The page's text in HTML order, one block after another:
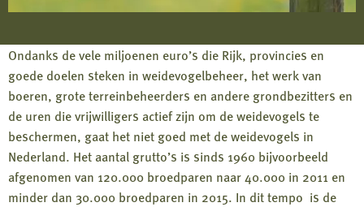
Ondanks de vele miljoenen euro’s die Rijk, provincies en
goede doelen steken in weidevogelbeheer, het werk van
boeren, grote terreinbeheerders en andere grondbezitters en
de uren die vrijwilligers actief zijn om de weidevogels te
beschermen, gaat het niet goed met de weidevogels in
Nederland. Het aantal grutto’s is sinds 1960 bijvoorbeeld
afgenomen van 120.000 broedparen naar 40.000 in 2011 en
minder dan 30.000 broedparen in 2015. In dit tempo is de